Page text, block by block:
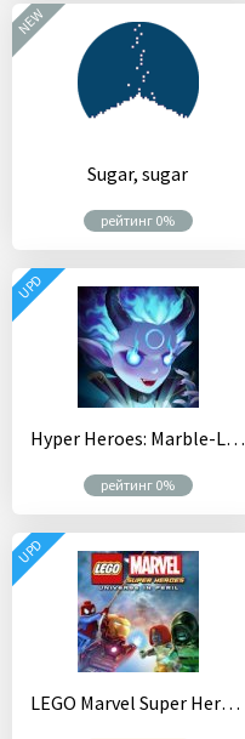
Sugar, sugar
рейтинг 0%
NEW
Hyper Heroes: Marble-Like RPG
рейтинг 0%
UPD
LEGO Marvel Super Heroes
UPD